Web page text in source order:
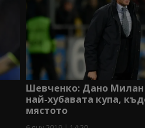
Шевченко: Дано Милан
най-хубавата купа,
мястото